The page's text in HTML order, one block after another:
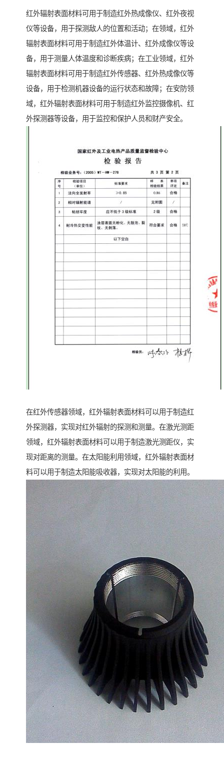
红外辐射表面材料可用于制造红外热成像仪、红外夜视
仪等设备，用于探测敌人的位置和活动；在领域，红外
辐射表面材料可用于制造红外体温计、红外成像仪等设
备，用于测量人体温度和诊断疾病；在工业领域，红外
辐射表面材料可用于制造红外传感器、红外热成像仪等
设备，用于检测机器设备的运行状态和故障；在安防领
域，红外辐射表面材料可用于制造红外监控摄像机、红
外探测器等设备，用于监控和保护人员和财产安全。
在红外传感器领域，红外辐射表面材料可以用于制造红
外探测器，实现对红外辐射的探测和测量。在激光测距
领域，红外辐射表面材料可以用于制造激光测距仪，实
现对距离的测量。在太阳能利用领域，红外辐射表面材
料可以用于制造太阳能吸收器，实现对太阳能的利用。